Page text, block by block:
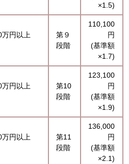
×1.5)
円以上
第９
段階
110,100
円
(基準額
×1.7)
円以上
第10
段階
123,100
円
(基準額
×1.9)
円以上
第11
段階
136,000
円
(基準額
×2.1)